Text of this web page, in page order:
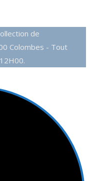
de
Colombes - Tout